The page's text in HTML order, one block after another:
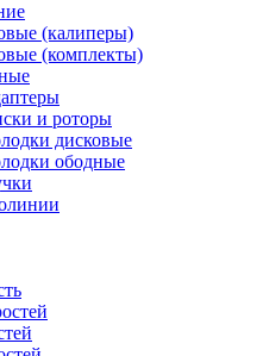
(калиперы)
(комплекты)
и роторы
дисковые
ободные